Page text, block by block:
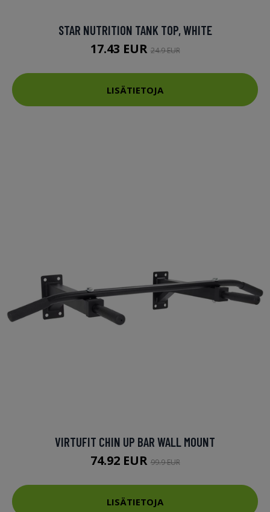
STAR NUTRITION TANK TOP, WHITE
17.43 EUR24.9 EUR
LISÄTIETOJA
VIRTUFIT CHIN UP BAR WALL MOUNT
74.92 EUR99.9 EUR
LISÄTIETOJA